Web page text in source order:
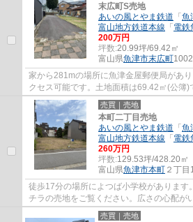
末広町S売地
あいの風とやま鉄道 「 魚
富山地方鉄道本線 「 電鉄
200万円
坪数:20.99坪/69.42㎡
富山県魚津市末広町1002
家から281mの場所に魚津金屋郵便局があ
クセス可能です。土地面積は69.42㎡(公簿
宅ローンなど考えなくてはいけない難しい
売買｜売地
本町二丁目売地
あいの風とやま鉄道 「 魚
富山地方鉄道本線 「 電鉄
260万円
坪数:129.53坪/428.20㎡
富山県魚津市本町 ２丁
徒歩17分の場所によつば小学校があります
チラの売地をご覧ください。広さの心配が
簿)。当社には不動産のプロフェッショナル
売買｜売地